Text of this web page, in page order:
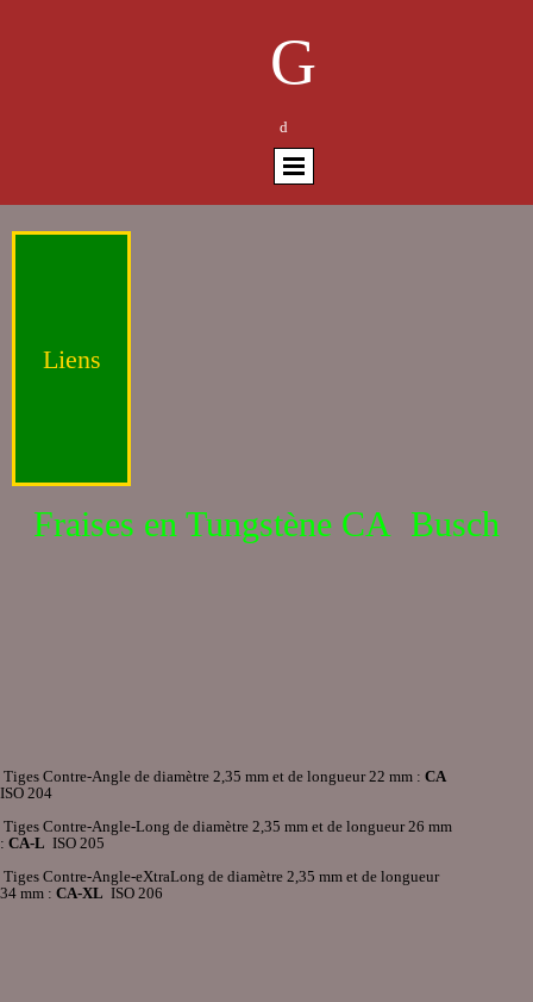
G
d
Liens
Fraises en Tungstène CA Busch
Tiges Contre-Angle de diamètre 2,35 mm et de longueur 22 mm : CA
ISO 204
Tiges Contre-Angle-Long de diamètre 2,35 mm et de longueur 26 mm
: CA-L ISO 205
Tiges Contre-Angle-eXtraLong de diamètre 2,35 mm et de longueur
34 mm : CA-XL ISO 206